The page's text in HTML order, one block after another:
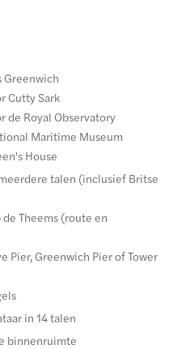
Greenwich
Cutty Sark
de Royal Observatory
Maritime Museum
House
talen (inclusief Britse
Theems (route en
Pier, Greenwich Pier of Tower
in 14 talen
binnenruimte